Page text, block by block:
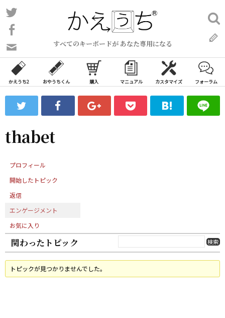
コ
ン
ン
ツ
ス
ッ
すべてのキーボードが あなた専用になる
い
合
わ
フ
ォ
ム
検
索:
かえうち2 おやうちくん 購入 マニュアル カスタマイズ フォーラム
thabet
プロフィール
開始したトピック
返信
エンゲージメント
お気に入り
関わったトピック
トピックが見つかりませんでした。